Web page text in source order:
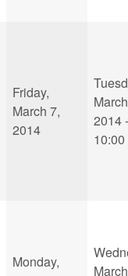
Friday,
March 7,
2014
2014 -
10:00
Monday,